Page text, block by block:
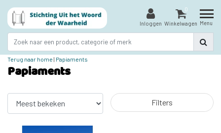
Inloggen
0
Winkelwagen Menu
Terug naar home | Papiaments
Papiaments
Filters